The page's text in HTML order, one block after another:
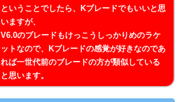
ということでしたら、Kブレードでもいいと思
いますが、
V6.0のブレードもけっこうしっかりめのラケ
ットなので、Kブレードの感覚が好きなのであ
れば一世代前のブレードの方が類似している
と思います。